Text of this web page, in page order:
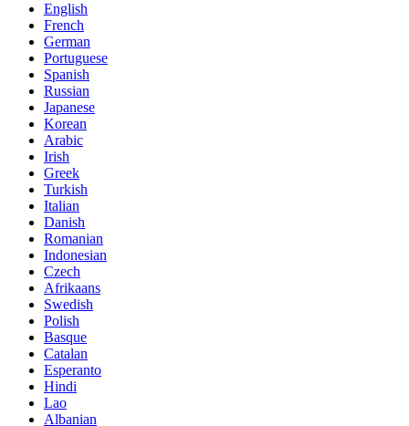
English
French
German
Portuguese
Spanish
Russian
Japanese
Korean
Arabic
Irish
Greek
Turkish
Italian
Danish
Romanian
Indonesian
Czech
Afrikaans
Swedish
Polish
Basque
Catalan
Esperanto
Hindi
Lao
Albanian